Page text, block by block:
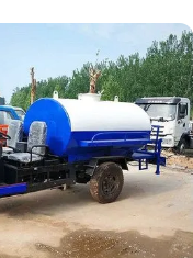
必选项吗？
，但实际选型需考虑作
空间，柴油机的排放和
短途运输场景，电动款
准液压系统在建筑垃圾